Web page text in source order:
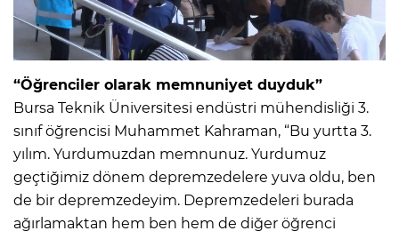
“Öğrenciler olarak memnuniyet duyduk”
Bursa Teknik Üniversitesi endüstri mühendisliği 3.
sınıf öğrencisi Muhammet Kahraman, “Bu yurtta 3.
yılım. Yurdumuzdan memnunuz. Yurdumuz
geçtiğimiz dönem depremzedelere yuva oldu, ben
de bir depremzedeyim. Depremzedeleri burada
ağırlamaktan hem ben hem de diğer öğrenci